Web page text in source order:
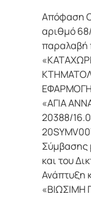
Απόφαση
αριθμό
παραλαβή
«ΑΓΙΑ
20388/
Σύμβασης
και του
Ανάπτυξη
«ΒΙΩΣΙΜΗ